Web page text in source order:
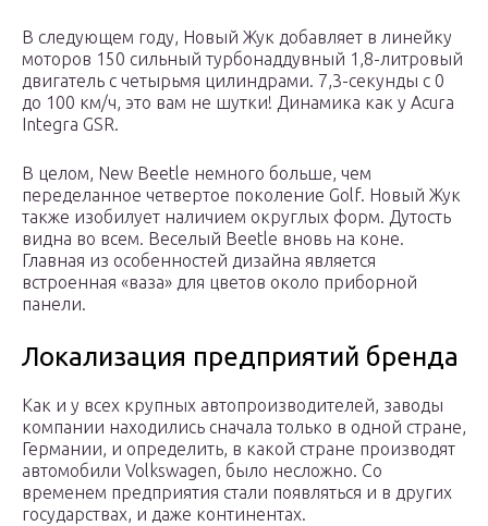
В следующем году, Новый Жук добавляет в линейку
моторов 150 сильный турбонаддувный 1,8-литровый
двигатель с четырьмя цилиндрами. 7,3-секунды с 0
до 100 км/ч, это вам не шутки! Динамика как у Acura
Integra GSR.
В целом, New Beetle немного больше, чем
переделанное четвертое поколение Golf. Новый Жук
также изобилует наличием округлых форм. Дутость
видна во всем. Веселый Beetle вновь на коне.
Главная из особенностей дизайна является
встроенная «ваза» для цветов около приборной
панели.
Локализация предприятий бренда
Как и у всех крупных автопроизводителей, заводы
компании находились сначала только в одной стране,
Германии, и определить, в какой стране производят
автомобили Volkswagen, было несложно. Со
временем предприятия стали появляться и в других
государствах, и даже континентах.